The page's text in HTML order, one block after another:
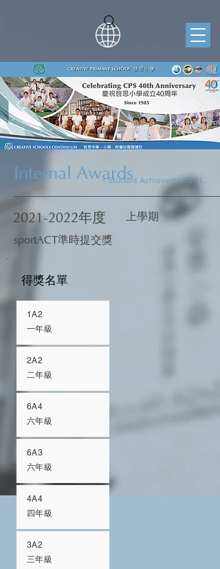
Internal Awards
2021-2022年度 上學期
sportACT準時提交獎
得獎名單
1A2
一年級
2A2
二年級
6A4
六年級
6A3
六年級
4A4
四年級
3A2
三年級